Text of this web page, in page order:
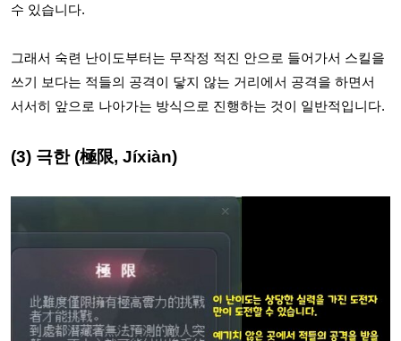
수 있습니다.
그래서 숙련 난이도부터는 무작정 적진 안으로 들어가서 스킬을
쓰기 보다는 적들의 공격이 닿지 않는 거리에서 공격을 하면서
서서히 앞으로 나아가는 방식으로 진행하는 것이 일반적입니다.
(3) 극한 (極限, Jíxiàn)